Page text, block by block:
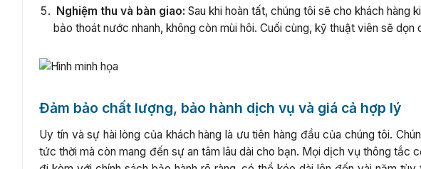
Nghiệm thu và bàn giao: Sau khi hoàn tất, chúng tôi sẽ cho khách
bảo thoát nước nhanh, không còn mùi hôi. Cuối cùng, kỹ thuật viên sẽ
Đảm bảo chất lượng, bảo hành dịch vụ và giá cả hợp lý
Uy tín và sự hài lòng của khách hàng là ưu tiên hàng đầu của chúng tôi.
tức thời mà còn mang đến sự an tâm lâu dài cho bạn. Mọi dịch vụ thông tắc